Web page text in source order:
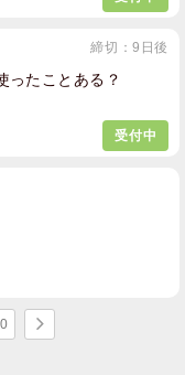
ったことある？
締切：9日後
受付中